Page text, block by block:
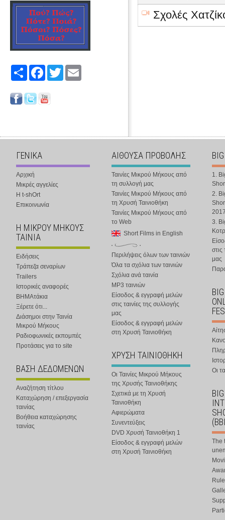
Share FacebookTwitter
Σχολές
ΓΕΝΙΚΑ
Αρχική
Μικρές αγγελίες
Η t-shOrt
Επικοινωνία
Η ΜΙΚΡΟΥ ΜΗΚΟΥΣ
ΤΑΙΝΙΑ
Ειδήσεις
Τράπεζα σεναρίων
Trailers
Ιστορικές αναφορές
ΒΗΜΑτάκια
Ξέρετε ότι...
Διάσημοι στην Ταινία
Μικρού Μήκους
Ραδιοφωνικές εκπομπές
Προτάσεις για το site
ΒΑΣΗ ΔΕΔΟΜΕΝΩΝ
Αναζήτηση τίτλου
Καταχώρηση / επεξεργασία
ταινίας
Βοήθεια καταχώρησης
ταινίας
ΑΙΘΟΥΣΑ ΠΡΟΒΟΛΗΣ
Ταινίες Μικρού Μήκους από
τη συλλογή μας
Ταινίες Μικρού Μήκους από
τη Χρυσή Ταινιοθήκη
Ταινίες Μικρού Μήκους από
το Web
Short Films in English
Περιλήψεις όλων των ταινιών
Όλα τα σχόλια των ταινιών
Σχόλια ανά ταινία
MP3 ταινιών
Είσοδος & εγγραφή μελών
στις ταινίες της συλλογής
μας
Είσοδος & εγγραφή μελών
στη Χρυσή Ταινιοθήκη
ΧΡΥΣΗ ΤΑΙΝΙΟΘΗΚΗ
Οι Ταινίες Μικρού Μήκους
της Χρυσής Ταινιοθήκης
Σχετικά με τη Χρυσή
Ταινιοθήκη
Αφιερώματα
Συνεντεύξεις
DVD Χρυσή Ταινιοθήκη 1
Είσοδος & εγγραφή μελών
στη Χρυσή Ταινιοθήκη
1.
2.
3.
στις
μας
Οι
The